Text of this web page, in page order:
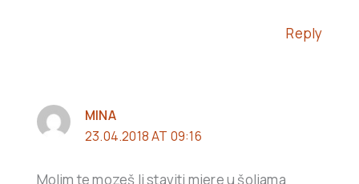
Reply
MINA
23.04.2018 AT 09:16
Molim te mozeš li staviti mjere u šoljama